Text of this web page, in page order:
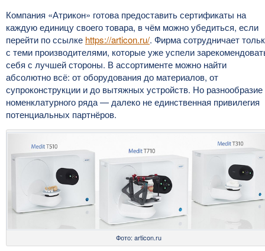
Компания «Атрикон» готова предоставить сертификаты на
каждую единицу своего товара, в чём можно убедиться, если
перейти по ссылке https://articon.ru/. Фирма сотрудничает
с теми производителями, которые уже успели
себя с лучшей стороны. В ассортименте можно найти
абсолютно всё: от оборудования до материалов, от
супроконструкции и до вытяжных устройств. Но разнообразие
номенклатурного ряда — далеко не единственная привилегия
потенциальных партнёров.
Фото: articon.ru